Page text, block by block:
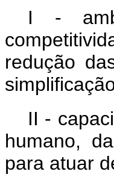
I -
redução
II -
humano,
para atuar